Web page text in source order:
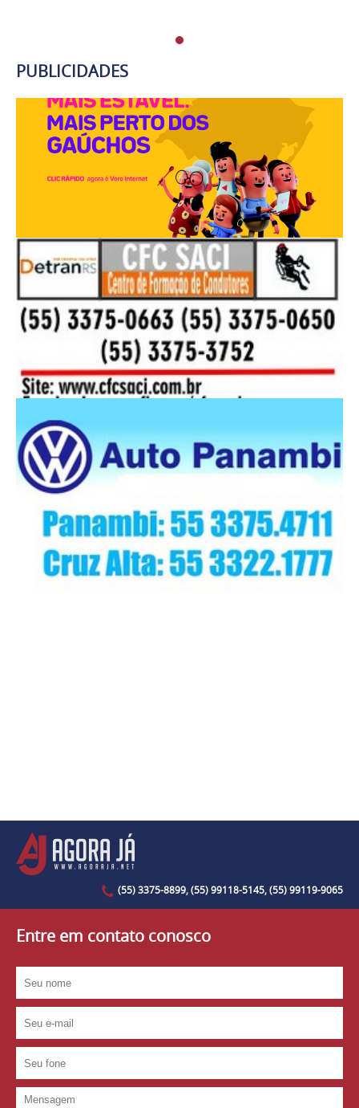
PUBLICIDADES
(55) 3375-8899, (55) 99118-5145, (55) 99119-9065
Entre em contato conosco